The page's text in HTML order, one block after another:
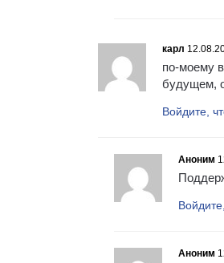
карл
по-моему
будущем,
Войдите,
Аноним
Аноним